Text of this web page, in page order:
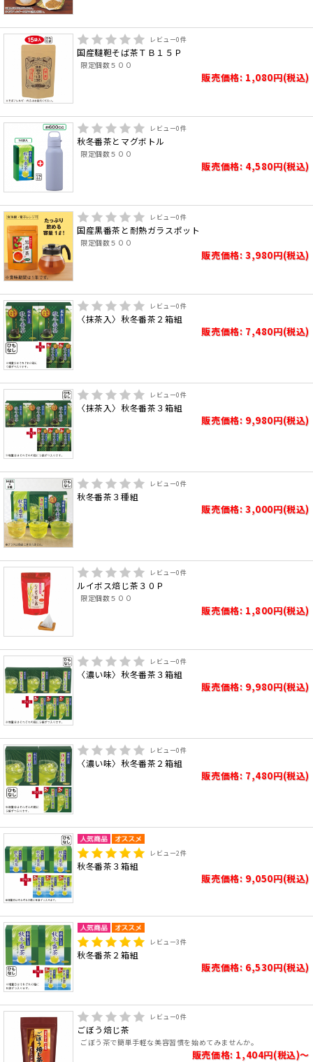
レビュー0件
国産韃靼そば茶ＴＢ１５Ｐ
限定個数５００
販売価格: 1,080円(税込)
レビュー0件
秋冬番茶とマグボトル
限定個数５００
販売価格: 4,580円(税込)
レビュー0件
国産黒番茶と耐熱ガラスポット
限定個数５００
販売価格: 3,980円(税込)
レビュー0件
〈抹茶入〉秋冬番茶２箱組
販売価格: 7,480円(税込)
レビュー0件
〈抹茶入〉秋冬番茶３箱組
販売価格: 9,980円(税込)
レビュー0件
秋冬番茶３種組
販売価格: 3,000円(税込)
レビュー0件
ルイボス焙じ茶３０Ｐ
限定個数５００
販売価格: 1,800円(税込)
レビュー0件
〈濃い味〉秋冬番茶３箱組
販売価格: 9,980円(税込)
レビュー0件
〈濃い味〉秋冬番茶２箱組
販売価格: 7,480円(税込)
レビュー2件
秋冬番茶３箱組
販売価格: 9,050円(税込)
レビュー3件
秋冬番茶２箱組
販売価格: 6,530円(税込)
レビュー0件
ごぼう焙じ茶
ごぼう茶で簡単手軽な美容習慣を始めてみませんか。
販売価格: 1,404円(税込)～